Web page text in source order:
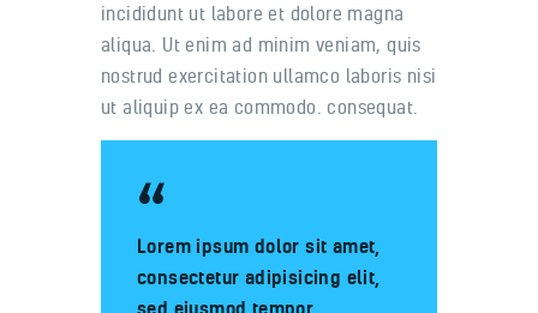
incididunt ut labore et dolore magna
aliqua. Ut enim ad minim veniam, quis
nostrud exercitation ullamco laboris nisi
ut aliquip ex ea commodo. consequat.
Lorem ipsum dolor sit amet,
consectetur adipisicing elit,